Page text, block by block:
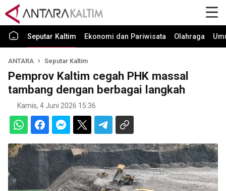
Seputar Kaltim Ekonomi dan Pariwisata Olahraga
ANTARA Seputar Kaltim
Pemprov Kaltim cegah PHK massal
tambang dengan berbagai langkah
Kamis, 4 Juni 2026 15:36